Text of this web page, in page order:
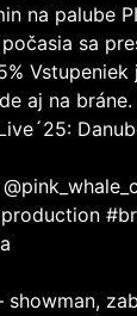
na palube
sa
Vstupeniek
aj na
showman,